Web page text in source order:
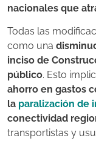
nacionales que
Todas las
como una
inciso de
público. Esto
ahorro en gastos
la paralización de
conectividad
transportistas y